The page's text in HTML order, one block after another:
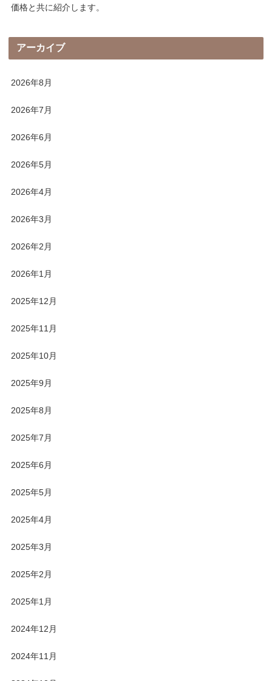
価格と共に紹介します。
アーカイブ
2026年8月
2026年7月
2026年6月
2026年5月
2026年4月
2026年3月
2026年2月
2026年1月
2025年12月
2025年11月
2025年10月
2025年9月
2025年8月
2025年7月
2025年6月
2025年5月
2025年4月
2025年3月
2025年2月
2025年1月
2024年12月
2024年11月